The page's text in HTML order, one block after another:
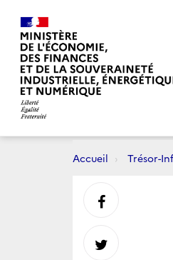
Accueil Trésor-
Partager
sur
Partager